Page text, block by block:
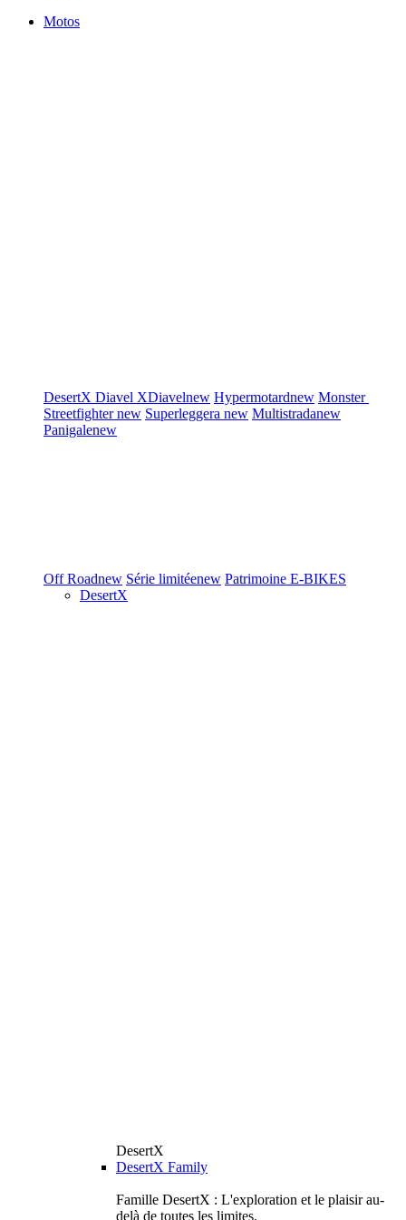
Motos
DesertX Diavel XDiavelnew Hypermotardnew Monster
Streetfighternew Superleggera new Multistradanew
Panigalenew
Off Roadnew Série limitéenew Patrimoine E-BIKES
DesertX
DesertX
DesertX Family
Famille DesertX : L'exploration et le plaisir au-
delà de toutes les limites.